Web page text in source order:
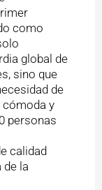
como
global de
sino que
de
cómoda y
personas
calidad
de la